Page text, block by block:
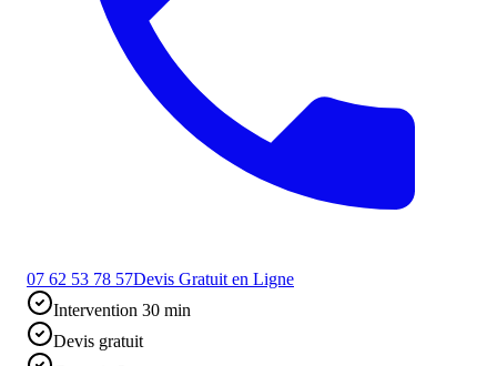
07 62 53 78 57Devis Gratuit en Ligne
Intervention 30 min
Devis gratuit